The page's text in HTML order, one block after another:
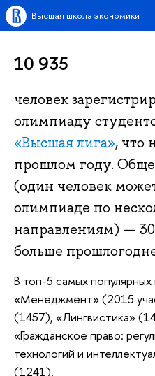
Высшая школа экономики
10 935
человек
олимпиаду
«Высшая лига», что
прошлом году.
(один человек
олимпиаде по
направлениям) — 30
больше
В топ-5 самых
«Менеджмент» (2015
(1457), «Лингвистика»
«Гражданское право:
технологий и
(1241).